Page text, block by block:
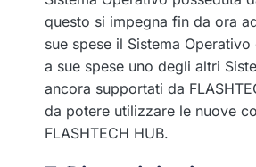
questo si impegna fin da ora
sue spese il Sistema
a sue spese uno degli altri
ancora supportati da
da potere utilizzare le nuove
FLASHTECH HUB.